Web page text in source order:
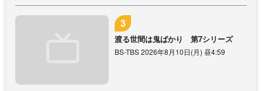
渡る世間は鬼ばかり 第7シリーズ
BS-TBS 2026年8月10日(月) 昼4:59